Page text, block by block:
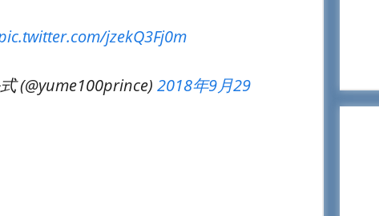
jzekQ3Fj0m
(@yume100prince) 2018年9月29